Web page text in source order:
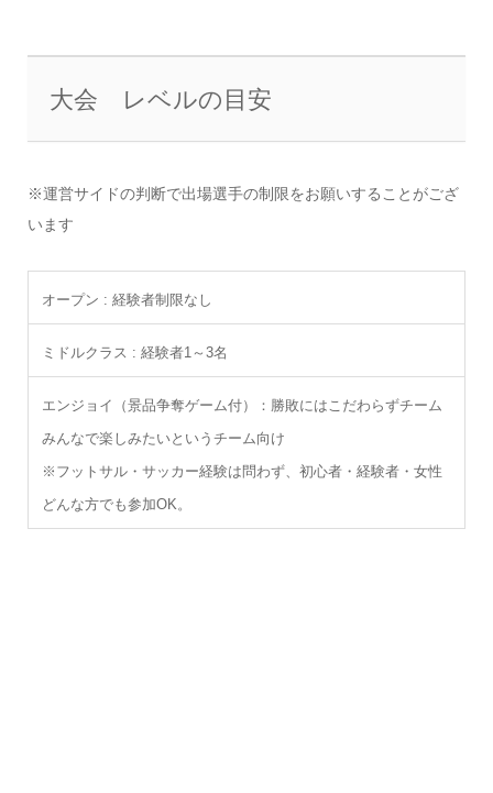
大会 レベルの目安
※運営サイドの判断で出場選手の制限をお願いすることがござ
います
オープン : 経験者制限なし
ミドルクラス : 経験者1～3名
エンジョイ（景品争奪ゲーム付）：勝敗にはこだわらずチーム
みんなで楽しみたいというチーム向け
※フットサル・サッカー経験は問わず、初心者・経験者・女性
どんな方でも参加OK。